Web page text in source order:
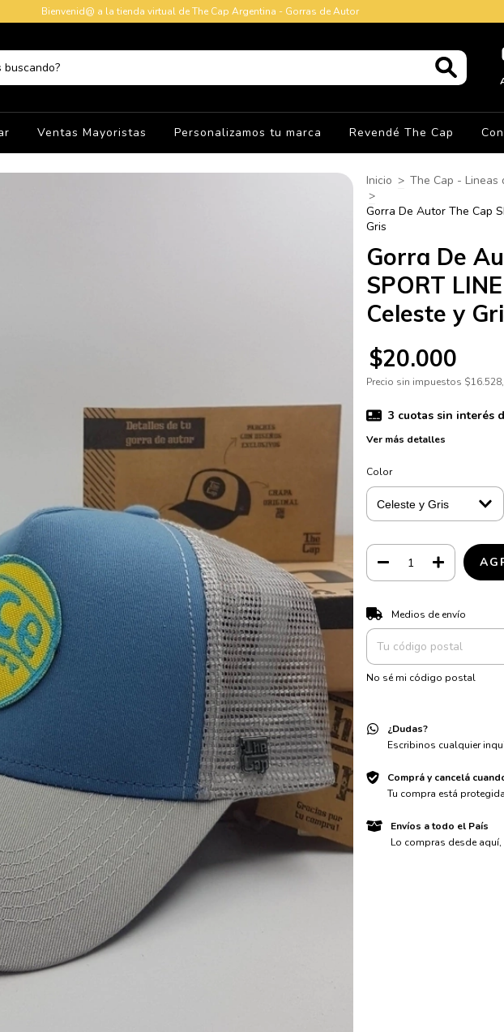
Bienvenid@ a la tienda virtual de The Cap Argentina - Gorras de Autor
Ventas Mayoristas Personalizamos tu marca Revendé The Cap
Inicio > The Cap - Lineas
>
Gorra De Autor The Cap
Gris
Gorra De
SPORT
Celeste y
$20.000
Precio sin impuestos
3 cuotas sin interés
Ver más detalles
Color
Entregas para el CP:
Medios de envío
No sé mi código postal
¿Dudas?
Escribinos cualquier
Comprá y cancelá
Tu compra está
Envíos a todo el País
Lo compras desde